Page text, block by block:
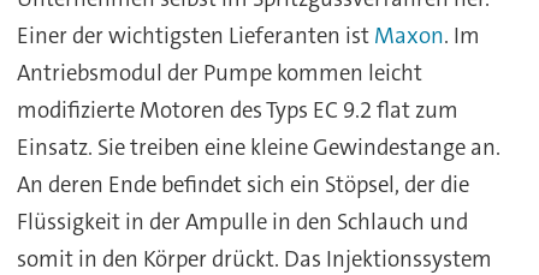
Einer der wichtigsten Lieferanten ist Maxon. Im
Antriebsmodul der Pumpe kommen leicht
modifizierte Motoren des Typs EC 9.2 flat zum
Einsatz. Sie treiben eine kleine Gewindestange an.
An deren Ende befindet sich ein Stöpsel, der die
Flüssigkeit in der Ampulle in den Schlauch und
somit in den Körper drückt. Das Injektionssystem